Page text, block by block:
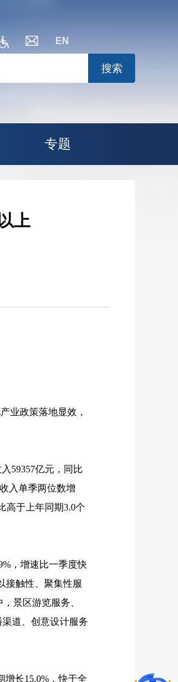
EN
搜索
专题
上
业政策落地显效，
59357亿元，同比
入单季两位数增
高于上年同期3.0个
，增速比一季度快
接触性、聚集性服
景区游览服务、
道、创意设计服务
增长15.0% ，快于全